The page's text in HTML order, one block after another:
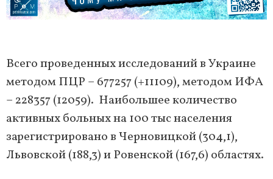
Всего проведенных исследований в Украине
методом ПЦР – 677257 (+11109), методом ИФА
– 228357 (12059). Наибольшее количество
активных больных на 100 тыс населения
зарегистрировано в Черновицкой (304,1),
Львовской (188,3) и Ровенской (167,6) областях.